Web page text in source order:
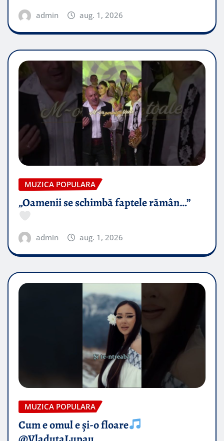
admin aug. 1, 2026
MUZICA POPULARA
„Oamenii se schimbă faptele rămân…”
admin aug. 1, 2026
MUZICA POPULARA
Cum e omul e și-o floare